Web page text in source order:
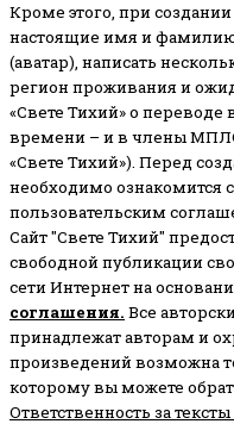
Кроме этого, при
настоящие имя и
(аватар), написать
регион проживания и
«Свете Тихий» о переводе
времени – и в члены
«Свете Тихий»). Перед
необходимо ознакомится
пользовательским
Сайт "Свете Тихий"
свободной публикации
сети Интернет на
соглашения. Все
принадлежат авторам и
произведений возможна
которому вы можете
Ответственность за